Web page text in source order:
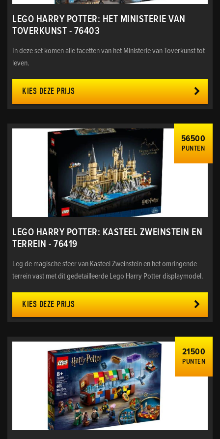
LEGO HARRY POTTER: HET MINISTERIE VAN
TOVERKUNST - 76403
In deze set komen alle facetten van het Ministerie van Toverkunst tot
leven.
KIES DEZE PRIJS
56500
PUNTEN
LEGO HARRY POTTER: KASTEEL ZWEINSTEIN EN
TERREIN - 76419
Leg de magische sfeer van Kasteel Zweinstein en het omringende
terrein vast met dit gedetailleerde Lego Harry Potter displaymodel.
KIES DEZE PRIJS
21500
PUNTEN